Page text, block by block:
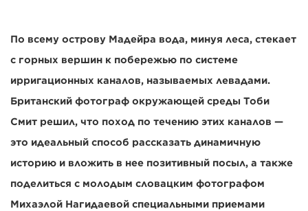
По всему острову Мадейра вода, минуя леса, стекает
с горных вершин к побережью по системе
ирригационных каналов, называемых левадами.
Британский фотограф окружающей среды Тоби
Смит решил, что поход по течению этих каналов —
это идеальный способ рассказать динамичную
историю и вложить в нее позитивный посыл, а также
поделиться с молодым словацким фотографом
Михаэлой Нагидаевой специальными приемами